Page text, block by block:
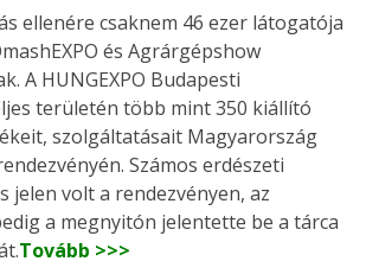
ellenére csaknem 46 ezer látogatója
és Agrárgépshow
A HUNGEXPO Budapesti
területén több mint 350 kiállító
szolgáltatásait Magyarország
Számos erdészeti
jelen volt a rendezvényen, az
a megnyitón jelentette be a tárca
Tovább >>>